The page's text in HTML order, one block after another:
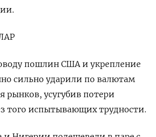
пошлин США и укрепление
сильно ударили по валютам
рынков, усугубив потери
того испытывающих трудности.